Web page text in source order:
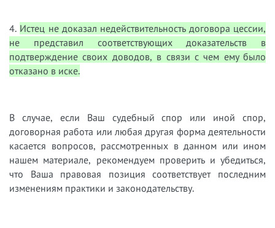
4. Истец не доказал недействительность договора цессии,
не представил соответствующих доказательств в
подтверждение своих доводов, в связи с чем ему было
отказано в иске.
В случае, если Ваш судебный спор или иной спор,
договорная работа или любая другая форма деятельности
касается вопросов, рассмотренных в данном или ином
нашем материале, рекомендуем проверить и убедиться,
что Ваша правовая позиция соответствует последним
изменениям практики и законодательству.